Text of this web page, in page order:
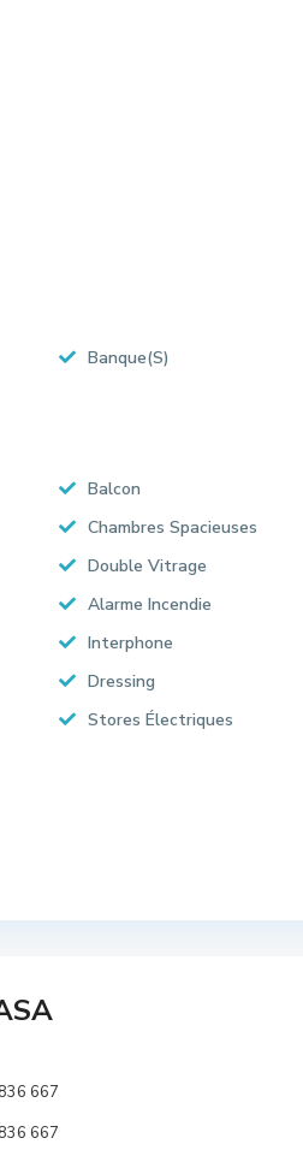
Banque(S)
Balcon
Chambres Spacieuses
Double Vitrage
Alarme Incendie
Interphone
Dressing
Stores Électriques
667
667